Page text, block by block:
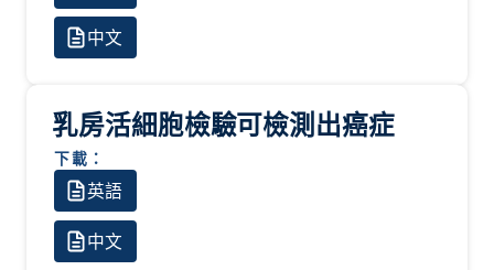
中文
乳房活細胞檢驗可檢測出癌症
下載：
英語
中文